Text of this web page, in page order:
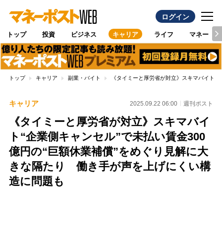
ログイン
トップ 投資 ビジネス キャリア ライフ マネー
トップ キャリア 副業・バイト 《タイミーと厚労省が対立》スキマバイト
キャリア 2025.09.22 06:00 週刊ポスト
《タイミーと厚労省が対立》スキマバイ
ト“企業側キャンセル”で未払い賃金300
億円の“巨額休業補償”をめぐり見解に大
きな隔たり 働き手が声を上げにくい構
造に問題も